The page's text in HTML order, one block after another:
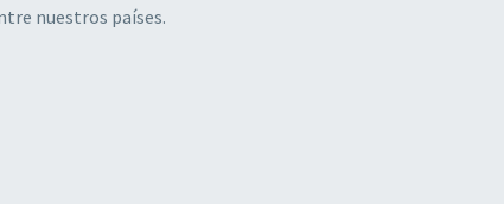
nuestros países.